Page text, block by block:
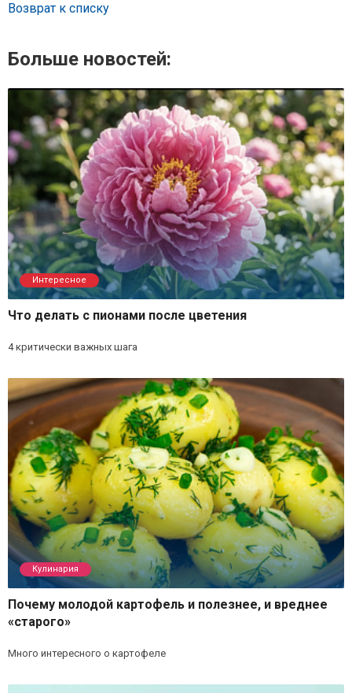
Возврат к списку
Больше новостей:
Интересное
Что делать с пионами после цветения
4 критически важных шага
Кулинария
Почему молодой картофель и полезнее, и вреднее
«старого»
Много интересного о картофеле